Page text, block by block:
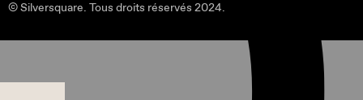
© Silversquare. Tous droits réservés 2024.